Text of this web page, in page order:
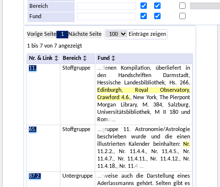
Bereich
Fund
Vorige Seite 1 Nächste Seite
Einträge zeigen
1 bis 7 von 7 angezeigt
Nr. & Link Bereich
Fund
11.
Stoffgruppe
denen Kompilation, überliefert in
den Handschriften Darmstadt,
Hessische Landesbibliothek, Hs. 266,
Edinburgh, Royal Observatory,
Crawford 4.6., New York, The Pierpont
Morgan Library, M. 384, Salzburg,
Universitätsbibliothek, M II 180 und
Roma
65.
Stoffgruppe
gruppe 11. Astronomie/Astrologie
beschrieben wurde und die einen
illustrierten Kalender beinhalten: Nr.
11.2.2., Nr. 11.4.4., Nr. 11.4.5., Nr.
11.4.7., Nr. 11.4.11., Nr. 11.4.12., Nr.
11.4.18., Nr. 11.4.
87.2.
Untergruppe
rweise auch die Darstellung eines
Aderlassmanns gehört. Selten gibt es